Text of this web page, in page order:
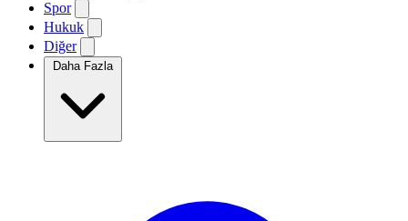
Spor
Hukuk
Diğer
Daha Fazla